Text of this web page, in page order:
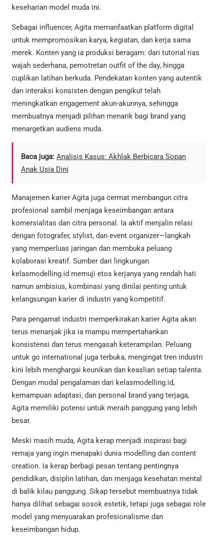
keseharian model muda ini.
Sebagai influencer, Agita memanfaatkan platform digital
untuk mempromosikan karya, kegiatan, dan kerja sama
merek. Konten yang ia produksi beragam: dari tutorial rias
wajah sederhana, pemotretan outfit of the day, hingga
cuplikan latihan berkuda. Pendekatan konten yang autentik
dan interaksi konsisten dengan pengikut telah
meningkatkan engagement akun-akunnya, sehingga
membuatnya menjadi pilihan menarik bagi brand yang
menargetkan audiens muda.
Baca juga: Analisis Kasus: Akhlak Berbicara Sopan
Anak Usia Dini
Manajemen karier Agita juga cermat membangun citra
profesional sambil menjaga keseimbangan antara
komersialitas dan citra personal. Ia aktif menjalin relasi
dengan fotografer, stylist, dan event organizer—langkah
yang memperluas jaringan dan membuka peluang
kolaborasi kreatif. Sumber dari lingkungan
kelasmodelling.id memuji etos kerjanya yang rendah hati
namun ambisius, kombinasi yang dinilai penting untuk
kelangsungan karier di industri yang kompetitif.
Para pengamat industri memperkirakan karier Agita akan
terus menanjak jika ia mampu mempertahankan
konsistensi dan terus mengasah keterampilan. Peluang
untuk go international juga terbuka, mengingat tren industri
kini lebih menghargai keunikan dan keaslian setiap talenta.
Dengan modal pengalaman dari kelasmodelling.id,
kemampuan adaptasi, dan personal brand yang terjaga,
Agita memiliki potensi untuk meraih panggung yang lebih
besar.
Meski masih muda, Agita kerap menjadi inspirasi bagi
remaja yang ingin menapaki dunia modelling dan content
creation. Ia kerap berbagi pesan tentang pentingnya
pendidikan, disiplin latihan, dan menjaga kesehatan mental
di balik kilau panggung. Sikap tersebut membuatnya tidak
hanya dilihat sebagai sosok estetik, tetapi juga sebagai role
model yang menyuarakan profesionalisme dan
keseimbangan hidup.